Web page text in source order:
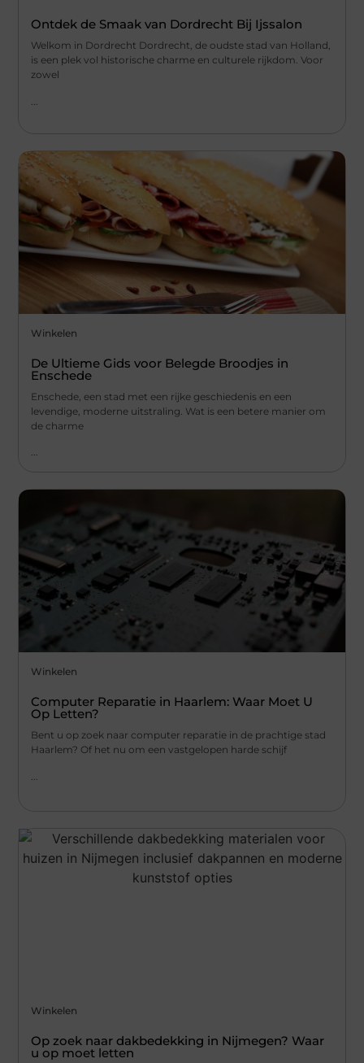
Ontdek de Smaak van Dordrecht Bij Ijssalon
Welkom in Dordrecht Dordrecht, de oudste stad van Holland,
is een plek vol historische charme en culturele rijkdom. Voor
zowel
Winkelen
De Ultieme Gids voor Belegde Broodjes in
Enschede
Enschede, een stad met een rijke geschiedenis en een
levendige, moderne uitstraling. Wat is een betere manier om
de charme
...
Winkelen
Computer Reparatie in Haarlem: Waar Moet U
Op Letten?
Bent u op zoek naar computer reparatie in de prachtige stad
Haarlem? Of het nu om een vastgelopen harde schijf
Winkelen
Op zoek naar dakbedekking in Nijmegen? Waar
u op moet letten